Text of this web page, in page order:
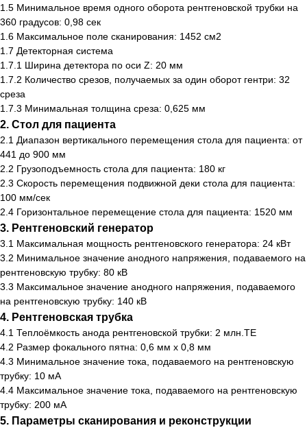
1.5 Минимальное время одного оборота рентгеновской трубки на
360 градусов: 0,98 сек
1.6 Максимальное поле сканирования: 1452 cм2
1.7 Детекторная система
1.7.1 Ширина детектора по оси Z: 20 мм
1.7.2 Количество срезов, получаемых за один оборот гентри: 32
среза
1.7.3 Минимальная толщина среза: 0,625 мм
2. Стол для пациента
2.1 Диапазон вертикального перемещения стола для пациента: от
441 до 900 мм
2.2 Грузоподъемность стола для пациента: 180 кг
2.3 Скорость перемещения подвижной деки стола для пациента:
100 мм/сек
2.4 Горизонтальное перемещение стола для пациента: 1520 мм
3. Рентгеновский генератор
3.1 Максимальная мощность рентгеновского генератора: 24 кВт
3.2 Минимальное значение анодного напряжения, подаваемого на
рентгеновскую трубку: 80 кВ
3.3 Максимальное значение анодного напряжения, подаваемого
на рентгеновскую трубку: 140 кВ
4. Рентгеновская трубка
4.1 Теплоёмкость анода рентгеновской трубки: 2 млн.ТЕ
4.2 Размер фокального пятна: 0,6 мм х 0,8 мм
4.3 Минимальное значение тока, подаваемого на рентгеновскую
трубку: 10 мА
4.4 Максимальное значение тока, подаваемого на рентгеновскую
трубку: 200 мА
5. Параметры сканирования и реконструкции